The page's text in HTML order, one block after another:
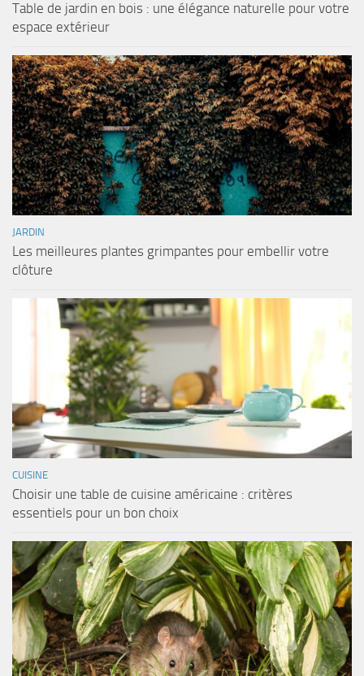
Table de jardin en bois : une élégance naturelle pour votre
espace extérieur
JARDIN
Les meilleures plantes grimpantes pour embellir votre
clôture
CUISINE
Choisir une table de cuisine américaine : critères
essentiels pour un bon choix